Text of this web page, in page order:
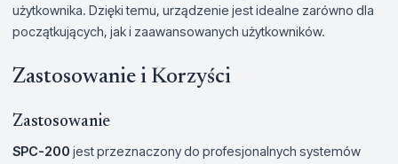
użytkownika. Dzięki temu, urządzenie jest idealne zarówno dla
początkujących, jak i zaawansowanych użytkowników.
Zastosowanie i Korzyści
Zastosowanie
SPC-200 jest przeznaczony do profesjonalnych systemów